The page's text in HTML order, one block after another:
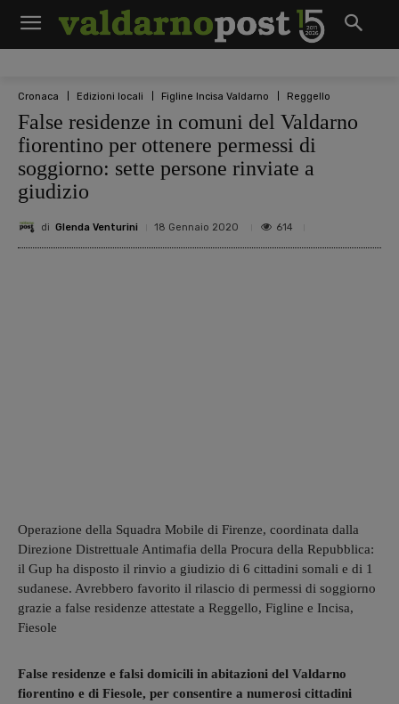
Cronaca Edizioni locali Figline Incisa Valdarno Reggello
False residenze in comuni del Valdarno
fiorentino per ottenere permessi di
soggiorno: sette persone rinviate a
giudizio
di Glenda Venturini 18 Gennaio 2020 614
Operazione della Squadra Mobile di Firenze, coordinata dalla
Direzione Distrettuale Antimafia della Procura della Repubblica:
il Gup ha disposto il rinvio a giudizio di 6 cittadini somali e di 1
sudanese. Avrebbero favorito il rilascio di permessi di soggiorno
grazie a false residenze attestate a Reggello, Figline e Incisa,
Fiesole
False residenze e falsi domicili in abitazioni del Valdarno
fiorentino e di Fiesole, per consentire a numerosi cittadini